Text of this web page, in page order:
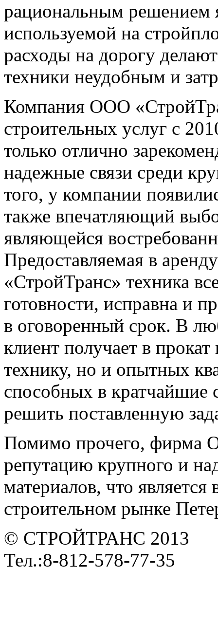
рациональным решением
используемой на
расходы на дорогу
техники неудобным и
Компания ООО
строительных услуг с
только отлично
надежные связи среди
того, у компании
также впечатляющий
являющейся
Предоставляемая в
«СтройТранс» техника
готовности, исправна и
в оговоренный срок. В
клиент получает в
технику, но и опытных
способных в
решить поставленную
Помимо прочего, фирма
репутацию крупного и
материалов, что
строительном рынке
© СТРОЙТРАНС 2013
Тел.:8-812-578-77-35